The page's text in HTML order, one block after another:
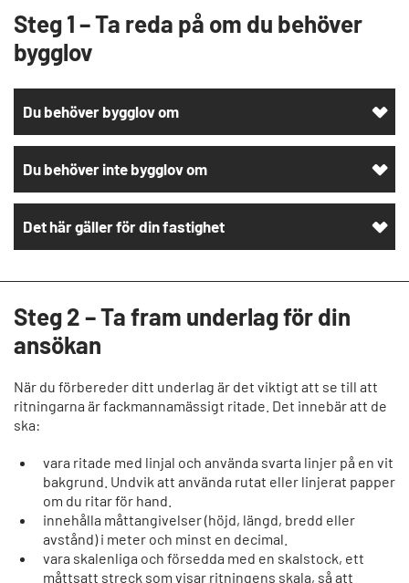
Steg 1 – Ta reda på om du behöver
bygglov
Du behöver bygglov om
Du behöver inte bygglov om
Det här gäller för din fastighet
Steg 2 – Ta fram underlag för din
ansökan
När du förbereder ditt underlag är det viktigt att se till att
ritningarna är fackmannamässigt ritade. Det innebär att de
ska:
vara ritade med linjal och använda svarta linjer på en vit
bakgrund. Undvik att använda rutat eller linjerat papper
om du ritar för hand.
innehålla måttangivelser (höjd, längd, bredd eller
avstånd) i meter och minst en decimal.
vara skalenliga och försedda med en skalstock, ett
måttsatt streck som visar ritningens skala, så att